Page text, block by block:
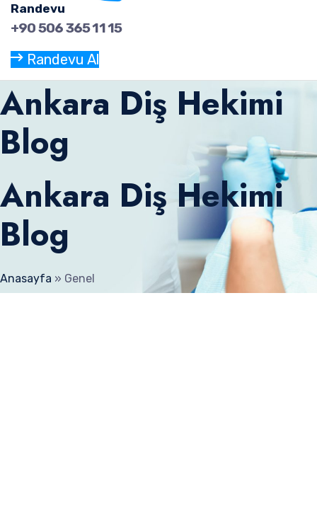
Randevu
+90 506 365 11 15
Randevu Al
Ankara Diş Hekimi
Blog
Ankara Diş Hekimi
Blog
Anasayfa » Genel